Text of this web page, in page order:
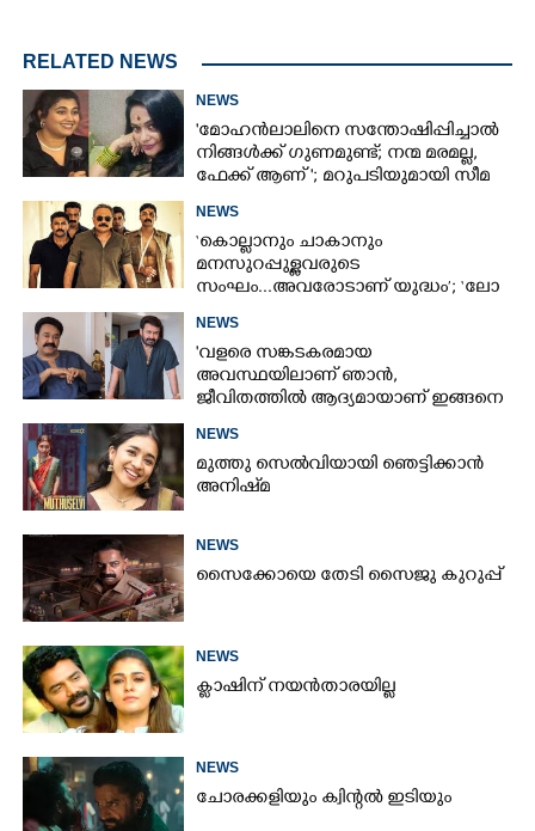
RELATED NEWS
NEWS
'മോഹൻലാലിനെ സന്തോഷിപ്പിച്ചാൽ
നിങ്ങൾക്ക് ഗുണമുണ്ട്; നന്മ മരമല്ല,
ഫേക്ക് ആണ് '; മറുപടിയുമായി സീമ
NEWS
‘കൊല്ലാനും ചാകാനും
മനസുറപ്പുള്ളവരുടെ
സംഘം...അവരോടാണ് യുദ്ധം’; ‘ലോ
NEWS
'വളരെ സങ്കടകരമായ
അവസ്ഥയിലാണ് ഞാൻ,
ജീവിതത്തിൽ ആദ്യമായാണ് ഇങ്ങനെ
മോഹൻലാൽ
NEWS
മുത്തു സെൽവിയായി ഞെട്ടിക്കാൻ
അനിഷ്‌മ
NEWS
സൈക്കോയെ തേടി സൈജു കുറുപ്പ്
NEWS
ക്ലാഷിന് നയൻതാരയില്ല
NEWS
ചോരക്കളിയും ക്വിന്റൽ ഇടിയും